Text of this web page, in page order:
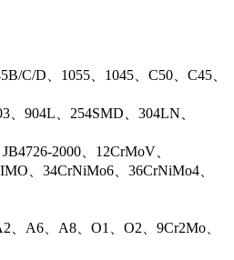
C/D、1055、1045、C50、C45、
、904L、254SMD、304LN、
2000、12CrMoV、
、34CrNiMo6、36CrNiMo4、
A6、A8、O1、O2、9Cr2Mo、